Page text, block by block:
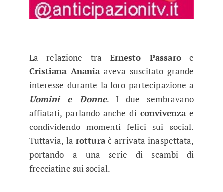
La relazione tra Ernesto Passaroe
Cristiana Ananiaaveva suscitato grande
interesse durante la loro partecipazione a
Uomini e Donne. I due sembravano
affiatati, parlando anche di convivenzae
condividendo momenti felici sui social.
Tuttavia, larotturaè arrivata inaspettata,
portando a una serie di scambi di
frecciatine sui social.